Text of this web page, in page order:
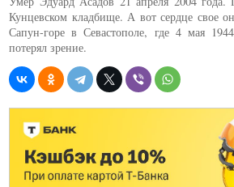
Кунцевском кладбище. А вот сердце свое
Сапун-горе в Севастополе, где 4 мая
потерял зрение.